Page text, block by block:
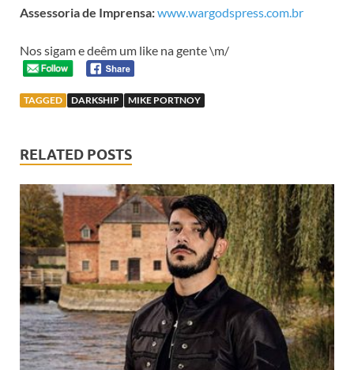
Assessoria de Imprensa:www.wargodspress.com.br
Nos sigam e deêm um like na gente \m/
TAGGED DARKSHIP MIKE PORTNOY
RELATED POSTS